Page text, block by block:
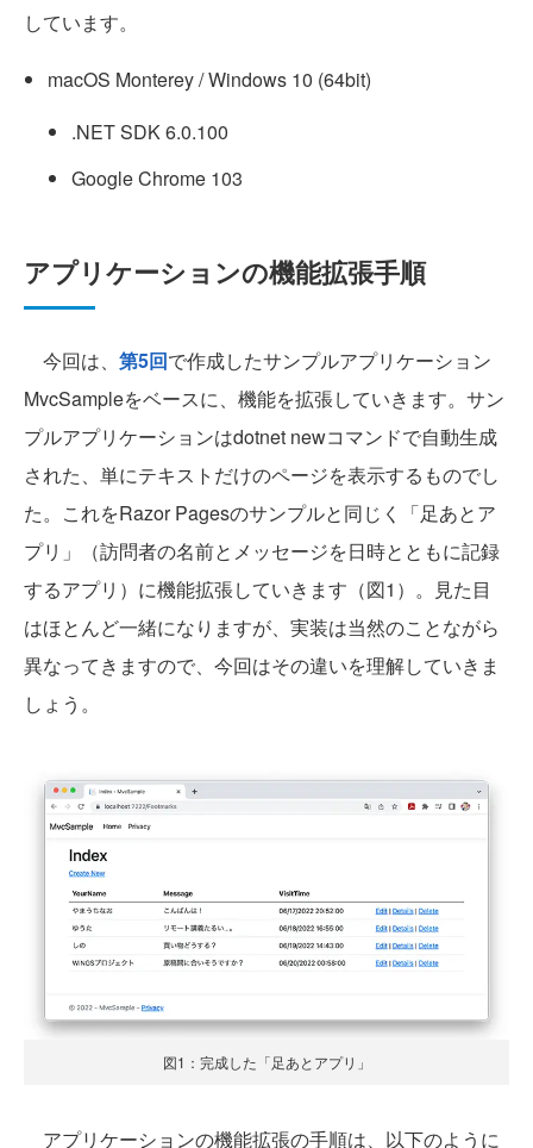
しています。
macOS Monterey / Windows 10 (64bit)
.NET SDK 6.0.100
Google Chrome 103
アプリケーションの機能拡張手順
今回は、 第5回で作成したサンプルアプリケーション
MvcSampleをベースに、機能を拡張していきます。サン
プルアプリケーションはdotnet newコマンドで自動生成
された、単にテキストだけのページを表示するものでし
た。これをRazor Pagesのサンプルと同じく「足あとア
プリ」（訪問者の名前とメッセージを日時とともに記録
するアプリ）に機能拡張していきます（図1）。見た目
はほとんど一緒になりますが、実装は当然のことながら
異なってきますので、今回はその違いを理解していきま
しょう。
図1：完成した「足あとアプリ」
アプリケーションの機能拡張の手順は、以下のように